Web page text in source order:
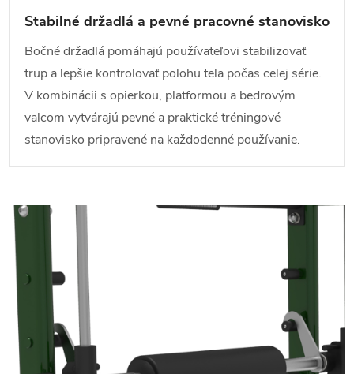
Stabilné držadlá a pevné pracovné stanovisko
Bočné držadlá pomáhajú používateľovi stabilizovať
trup a lepšie kontrolovať polohu tela počas celej série.
V kombinácii s opierkou, platformou a bedrovým
valcom vytvárajú pevné a praktické tréningové
stanovisko pripravené na každodenné používanie.